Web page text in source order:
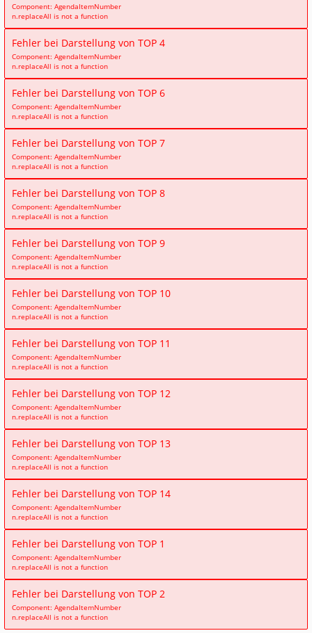
Component: AgendaItemNumber
n.replaceAll is not a function
Fehler bei Darstellung von TOP 4
Component: AgendaItemNumber
n.replaceAll is not a function
Fehler bei Darstellung von TOP 6
Component: AgendaItemNumber
n.replaceAll is not a function
Fehler bei Darstellung von TOP 7
Component: AgendaItemNumber
n.replaceAll is not a function
Fehler bei Darstellung von TOP 8
Component: AgendaItemNumber
n.replaceAll is not a function
Fehler bei Darstellung von TOP 9
Component: AgendaItemNumber
n.replaceAll is not a function
Fehler bei Darstellung von TOP 10
Component: AgendaItemNumber
n.replaceAll is not a function
Fehler bei Darstellung von TOP 11
Component: AgendaItemNumber
n.replaceAll is not a function
Fehler bei Darstellung von TOP 12
Component: AgendaItemNumber
n.replaceAll is not a function
Fehler bei Darstellung von TOP 13
Component: AgendaItemNumber
n.replaceAll is not a function
Fehler bei Darstellung von TOP 14
Component: AgendaItemNumber
n.replaceAll is not a function
Fehler bei Darstellung von TOP 1
Component: AgendaItemNumber
n.replaceAll is not a function
Fehler bei Darstellung von TOP 2
Component: AgendaItemNumber
n.replaceAll is not a function